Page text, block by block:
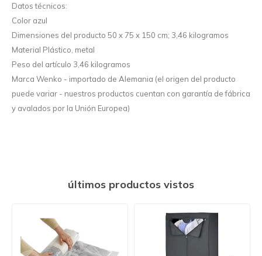
Datos técnicos:
Color azul
Dimensiones del producto 50 x 75 x 150 cm; 3,46 kilogramos
Material Plástico, metal
Peso del artículo 3,46 kilogramos
Marca Wenko - importado de Alemania (el origen del producto
puede variar - nuestros productos cuentan con garantía de fábrica
y avalados por la Unión Europea)
últimos productos vistos